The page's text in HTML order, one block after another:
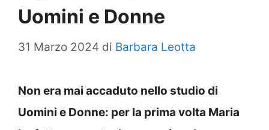
Uomini e Donne
31 Marzo 2024 di Barbara Leotta
Non era mai accaduto nello studio di
Uomini e Donne: per la prima volta Maria